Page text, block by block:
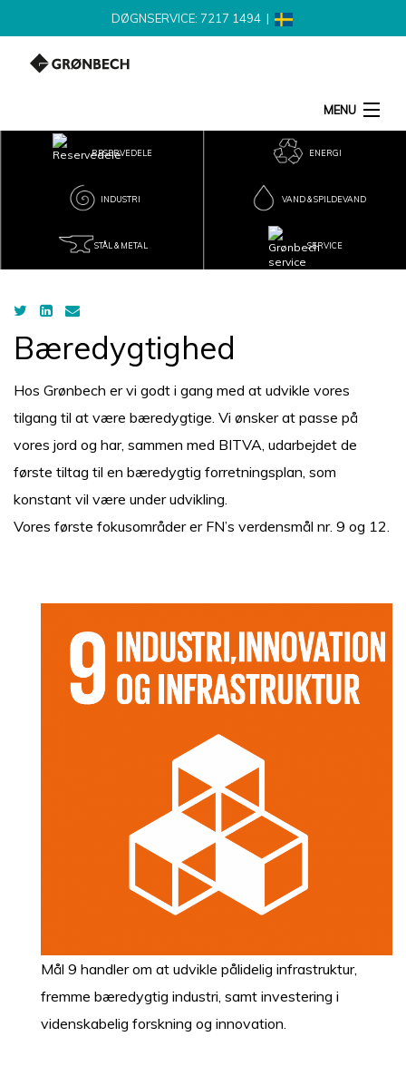
DØGNSERVICE: 7217 1494|
MENU
SØG
PRODUKTER
NYHEDER
LEVERANDØR
KONTAKT
JOB
RESERVEDELE ENERGI
INDUSTRI VAND & SPILDEVAND
STÅL & METAL SERVICE
Bæredygtighed
Hos Grønbech er vi godt i gang med at udvikle vores
tilgang til at være bæredygtige. Vi ønsker at passe på
vores jord og har, sammen med BITVA, udarbejdet de
første tiltag til en bæredygtig forretningsplan, som
konstant vil være under udvikling.
Vores første fokusområder er FN’s verdensmål nr. 9 og 12.
Mål 9 handler om at udvikle pålidelig infrastruktur,
fremme bæredygtig industri, samt investering i
videnskabelig forskning og innovation.